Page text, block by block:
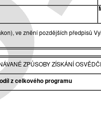
ve znění pozdějších předpisů
ZPŮSOBY ZÍSKÁNÍ
z celkového programu